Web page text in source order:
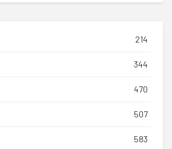
214
344
470
507
583